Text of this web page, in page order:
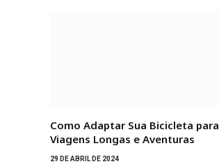
Como Adaptar Sua Bicicleta para
Viagens Longas e Aventuras
29 DE ABRIL DE 2024